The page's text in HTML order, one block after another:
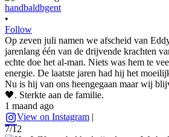
handbaldbgent
•
Follow
Op zeven juli namen we afscheid van
jarenlang één van de drijvende krachten
echte doe het al-man. Niets was hem te
energie. De laatste jaren had hij het
Nu is hij van ons heengegaan maar wij
🖤. Sterkte aan de familie.
1 maand ago
View on Instagram |
7/12